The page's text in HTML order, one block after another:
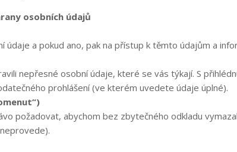
osobních údajů
a pokud ano, pak na přístup k těmto údajům a
nepřesné osobní údaje, které se vás týkají. S
prohlášení (ve kterém uvedete údaje úplné).
požadovat, abychom bez zbytečného odkladu